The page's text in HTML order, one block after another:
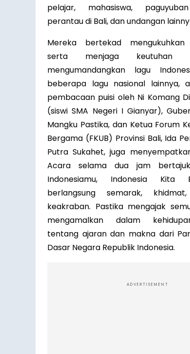
pelajar, mahasiswa,
perantau di Bali, dan undangan
Mereka bertekad mengukuhkan
serta menjaga keutuhan
mengumandangkan lagu
beberapa lagu nasional lainnya,
pembacaan puisi oleh Ni Komang
(siswi SMA Negeri I Gianyar),
Mangku Pastika, dan Ketua Forum
Bergama (FKUB) Provinsi Bali, Ida
Putra Sukahet, juga
Acara selama dua jam bertajuk
Indonesiamu, Indonesia Kita
berlangsung semarak,
keakraban. Pastika mengajak
mengamalkan dalam
tentang ajaran dan makna dari
Dasar Negara Republik Indonesia.
ADVERTISEMENT